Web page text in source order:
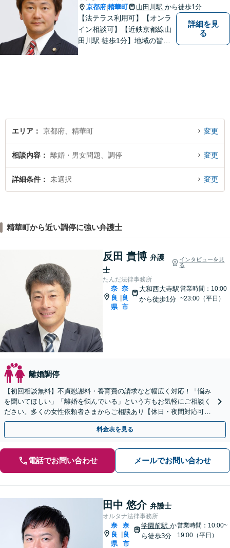
京都府|精華町 山田川駅 から徒歩1分
【法テラス利用可】【オンラ
イン相談可】【近鉄京都線山
田川駅 徒歩1分】地域の皆様
詳細を見
る
エリア 京都府、精華町 変更
相談内容 離婚・男女問題、調停 変更
詳細条件 未選択 変更
精華町から近い調停に強い弁護士
反田 貴博 弁護
士
インタビューを見
る
たんだ法律事務所
奈
良
県
奈
良
市
大和西大寺駅
から徒歩1分
営業時間：10:00
~23:00（平日）
離婚調停
【初回相談無料】不貞慰謝料・養育費の請求など幅広く対応！「悩み
を聞いてほしい」「離婚を悩んでいる」という方もお気軽にご相談く
ださい。多くの女性依頼者さまからご相談あり【休日・夜間対応可】
【大和西大寺駅1分】
料金表を見る
電話でお問い合わせ メールでお問い合わせ
田中 悠介 弁護士
オルタナ法律事務所
奈
良
県
奈
良
市
学園前駅 か
ら徒歩3分
営業時間：10:00~
19:00（平日）